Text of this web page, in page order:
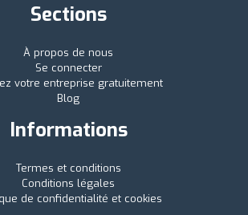
Sections
À propos de nous
Se connecter
votre entreprise gratuitement
Blog
Informations
Termes et conditions
Conditions légales
de confidentialité et cookies